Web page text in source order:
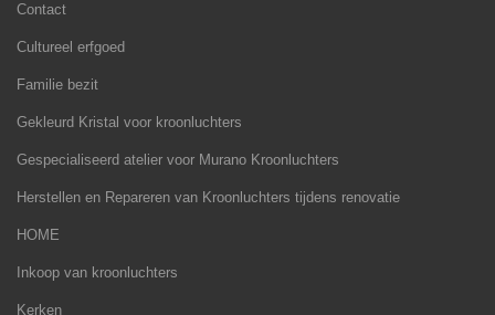
Contact
Cultureel erfgoed
Familie bezit
Gekleurd Kristal voor kroonluchters
Gespecialiseerd atelier voor Murano Kroonluchters
Herstellen en Repareren van Kroonluchters tijdens renovatie
HOME
Inkoop van kroonluchters
Kerken